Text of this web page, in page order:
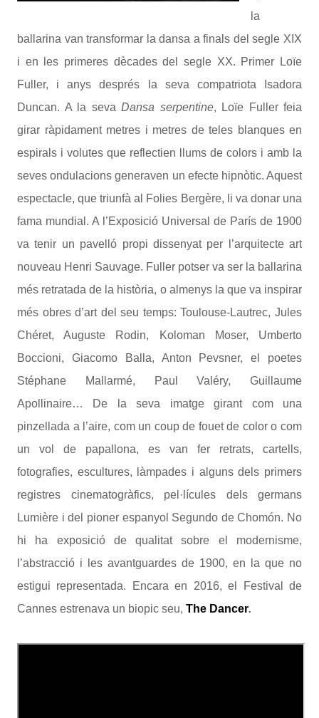
la
ballarina van transformar la dansa a finals del segle XIX
i en les primeres dècades del segle XX. Primer Loïe
Fuller, i anys després la seva compatriota Isadora
Duncan. A la seva Dansa serpentine, Loïe Fuller feia
girar ràpidament metres i metres de teles blanques en
espirals i volutes que reflectien llums de colors i amb la
seves ondulacions generaven un efecte hipnòtic. Aquest
espectacle, que triunfà al Folies Bergère, li va donar una
fama mundial. A l’Exposició Universal de París de 1900
va tenir un pavelló propi dissenyat per l’arquitecte art
nouveau Henri Sauvage. Fuller potser va ser la ballarina
més retratada de la història, o almenys la que va inspirar
més obres d’art del seu temps: Toulouse-Lautrec, Jules
Chéret, Auguste Rodin, Koloman Moser, Umberto
Boccioni, Giacomo Balla, Anton Pevsner, el poetes
Stéphane Mallarmé, Paul Valéry, Guillaume
Apollinaire… De la seva imatge girant com una
pinzellada a l’aire, com un coup de fouet de color o com
un vol de papallona, es van fer retrats, cartells,
fotografies, escultures, làmpades i alguns dels primers
registres cinematogràfics, pel·lícules dels germans
Lumière i del pioner espanyol Segundo de Chomón. No
hi ha exposició de qualitat sobre el modernisme,
l’abstracció i les avantguardes de 1900, en la que no
estigui representada. Encara en 2016, el Festival de
Cannes estrenava un biopic seu, The Dancer.